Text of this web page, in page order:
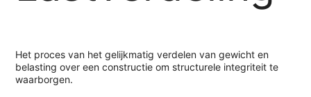
Het proces van het gelijkmatig verdelen van gewicht en
belasting over een constructie om structurele integriteit te
waarborgen.